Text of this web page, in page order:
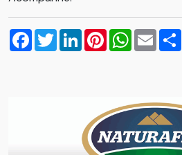
Facebook
TwitterLinkedInPinterestWhatsApp
Email